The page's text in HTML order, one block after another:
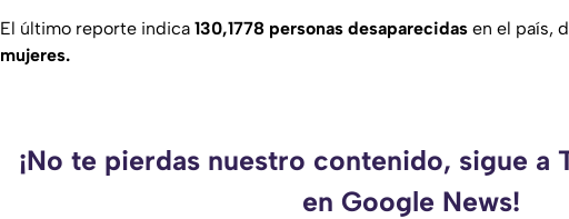
El último reporte indica 130,1778 personas desaparecidas en el país,
mujeres.
¡No te pierdas nuestro contenido, sigue a
en Google News!